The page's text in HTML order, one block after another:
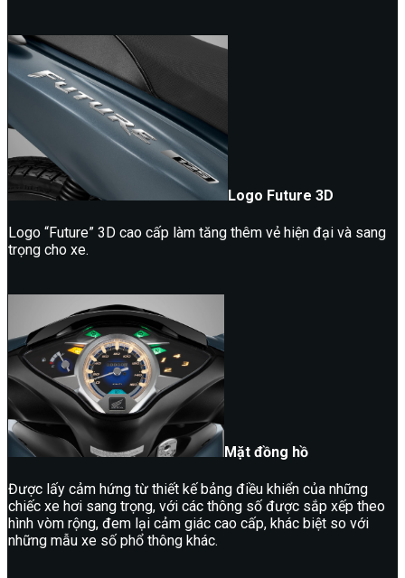
Logo Future 3D
Logo “Future” 3D cao cấp làm tăng thêm vẻ hiện đại và sang
trọng cho xe.
Mặt đồng hồ
Được lấy cảm hứng từ thiết kế bảng điều khiển của những
chiếc xe hơi sang trọng, với các thông số được sắp xếp theo
hình vòm rộng, đem lại cảm giác cao cấp, khác biệt so với
những mẫu xe số phổ thông khác.